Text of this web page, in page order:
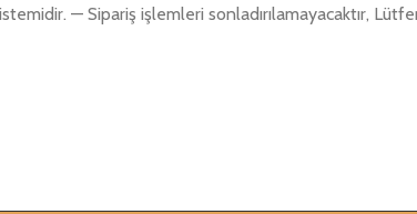
— Sipariş işlemleri sonladırılamayacaktır,